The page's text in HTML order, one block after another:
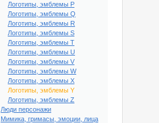
Логотипы, эмблемы P
Логотипы, эмблемы Q
Логотипы, эмблемы R
Логотипы, эмблемы S
Логотипы, эмблемы T
Логотипы, эмблемы U
Логотипы, эмблемы V
Логотипы, эмблемы W
Логотипы, эмблемы X
Логотипы, эмблемы Y
Логотипы, эмблемы Z
Люди персонажи
Мимика, гримасы, эмоции, лица